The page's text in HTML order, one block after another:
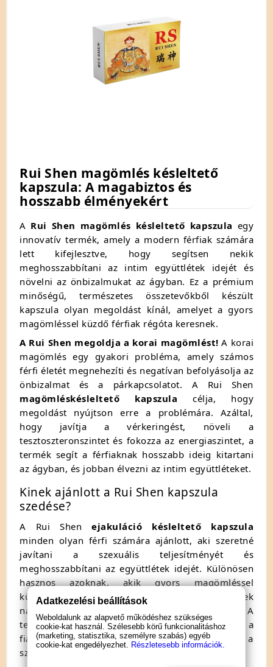
Rui Shen magömlés késleltető
kapszula: A magabiztos és
hosszabb élményekért
A Rui Shen magömlés késleltető kapszula egy
innovatív termék, amely a modern férfiak számára
lett kifejlesztve, hogy segítsen nekik
meghosszabbítani az intim együttlétek idejét és
növelni az önbizalmukat az ágyban. Ez a prémium
minőségű, természetes összetevőkből készült
kapszula olyan megoldást kínál, amelyet a gyors
magömléssel küzdő férfiak régóta keresnek.
A Rui Shen megoldja a korai magömlést!A korai
magömlés egy gyakori probléma, amely számos
férfi életét megnehezíti és negatívan befolyásolja az
önbizalmat és a párkapcsolatot. A Rui Shen
magömléskésleltető kapszula célja, hogy
megoldást nyújtson erre a problémára. Azáltal,
hogy javítja a vérkeringést, növeli a
tesztoszteronszintet és fokozza az energiaszintet, a
termék segít a férfiaknak hosszabb ideig kitartani
az ágyban, és jobban élvezni az intim együttléteket.
Kinek ajánlott a Rui Shen kapszula
szedése?
A Rui Shen ejakuláció késleltető kapszula
minden olyan férfi számára ajánlott, aki szeretné
javítani a szexuális teljesítményét és
meghosszabbítani az együttlétek idejét. Különösen
hasznos azoknak, akik gyors magömléssel
küzdenek, vagy egyszerűen csak szeretnének
nagyobb kontrollt gyakorolni a testük felett. A
termék ideális választás mind az idősebb, mind a
fiatalabb férfiak számára, akik törekednek a
szexuális életük minőségének javítására.
Adatkezelési beállítások
Weboldalunk az alapvető működéshez szükséges
cookie-kat használ. Szélesebb körű funkcionalitáshoz
(marketing, statisztika, személyre szabás) egyéb
cookie-kat engedélyezhet. Részletesebb információk.